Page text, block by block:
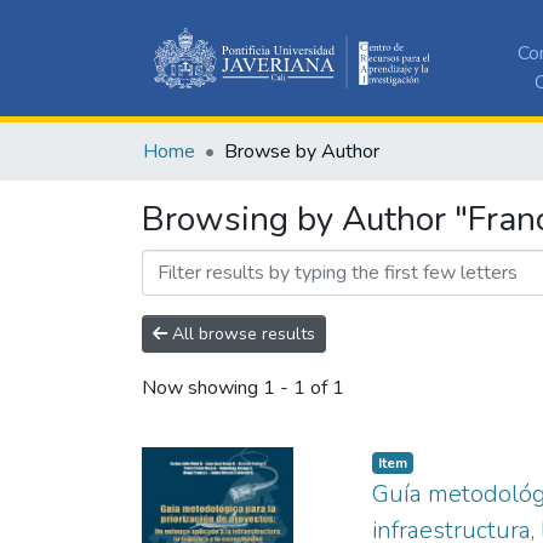
Home Browse by Author
Browsing by Author
All browse results
Now showing 1 - 1 of 1
Item
Guía